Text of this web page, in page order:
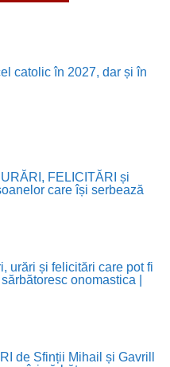
catolic în 2027, dar și în
FELICITĂRI și
care își serbează
urări și felicitări care pot fi
onomastica |
de Sfinții Mihail și Gavrill